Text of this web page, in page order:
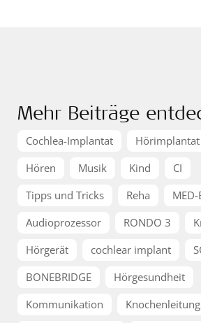
Mehr Beiträge
Cochlea-Implantat Hörimplantat
Hören
Musik Kind
CI
Tipps und Tricks
Reha
MED-
Audioprozessor
RONDO 3
Hörgerät
cochlear implant
BONEBRIDGE
Hörgesundheit
Kommunikation